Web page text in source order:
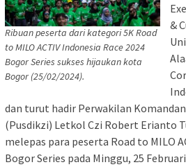
Ribuan peserta dari kategori 5K Road
to MILO ACTIV Indonesia Race 2024
Bogor Series sukses hijaukan kota
Bogor (25/02/2024).
&
dan turut hadir Perwakilan
(Pusdikzi) Letkol Czi Robert Erianto
melepas para peserta Road to MILO
Bogor Series pada Minggu, 25